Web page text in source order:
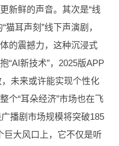
新鲜的声音。其次是“线
耳声刻”线下声演剧，
的震撼力，这种沉浸式
“AI新技术”，2025版APP
未来或许能实现个性化
个“耳朵经济”市场也在飞
播剧市场规模将突破185
巨大风口上，它不仅是听